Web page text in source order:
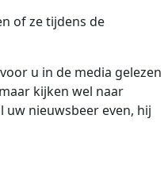
of ze tijdens de
u in de media gelezen
kijken wel naar
nieuwsbeer even, hij